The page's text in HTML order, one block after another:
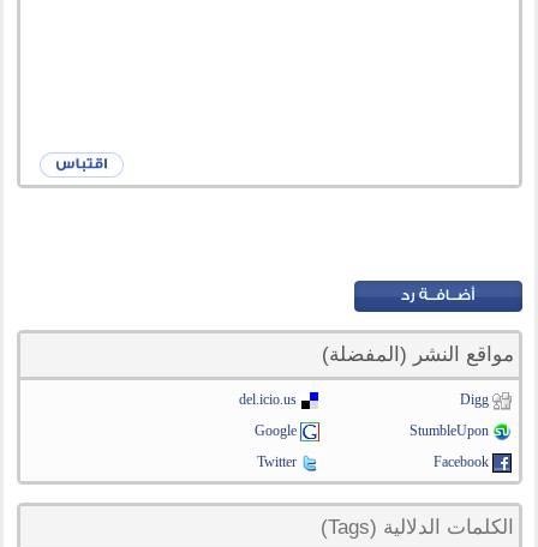
مواقع النشر (المفضلة)
Digg
del.icio.us
StumbleUpon
Google
Facebook
Twitter
الكلمات الدلالية (Tags)